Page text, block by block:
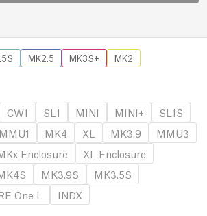
MK2.5 MK3S+ MK2
CW1 SL1 MINI MINI+
SL1S
MMU1 MK4 XL MK3.9
MMU3
Enclosure
XL Enclosure
MK3.9S
MK3.5S
One L INDX